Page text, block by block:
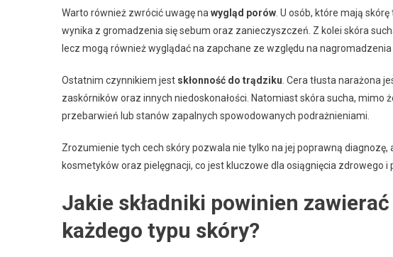
Warto również zwrócić uwagę na wygląd porów . U osób, które mają
wynika z gromadzenia się sebum oraz zanieczyszczeń. Z kolei skóra
lecz mogą również wyglądać na zapchane ze względu na
Ostatnim czynnikiem jest skłonność do trądziku . Cera tłusta narażona
zaskórników oraz innych niedoskonałości. Natomiast skóra sucha, mimo
przebarwień lub stanów zapalnych spowodowanych podrażnieniami.
Zrozumienie tych cech skóry pozwala nie tylko na jej poprawną
kosmetyków oraz pielęgnacji, co jest kluczowe dla osiągnięcia zdrowego i
Jakie składniki powinien
każdego typu skóry?